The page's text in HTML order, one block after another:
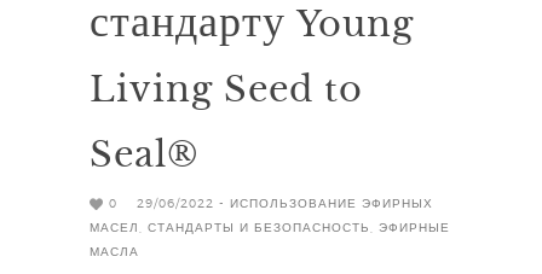
стандарту Young
Living Seed to
Seal®
0 29/06/2022 -
ИСПОЛЬЗОВАНИЕ ЭФИРНЫХ
МАСЕЛ
СТАНДАРТЫ И БЕЗОПАСНОСТЬ
ЭФИРНЫЕ
МАСЛА